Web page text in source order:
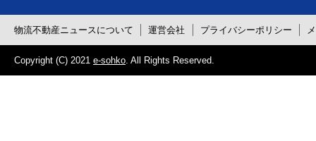
物流不動産ニュースについて 運営会社 プライバシーポリシー
Copyright (C) 2021 e-sohko . All Rights Reserved.